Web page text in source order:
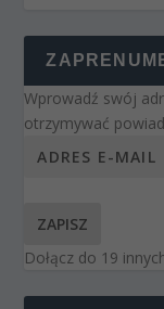
Wprowadź swój
otrzymywać
ZAPISZ
Dołącz do 19